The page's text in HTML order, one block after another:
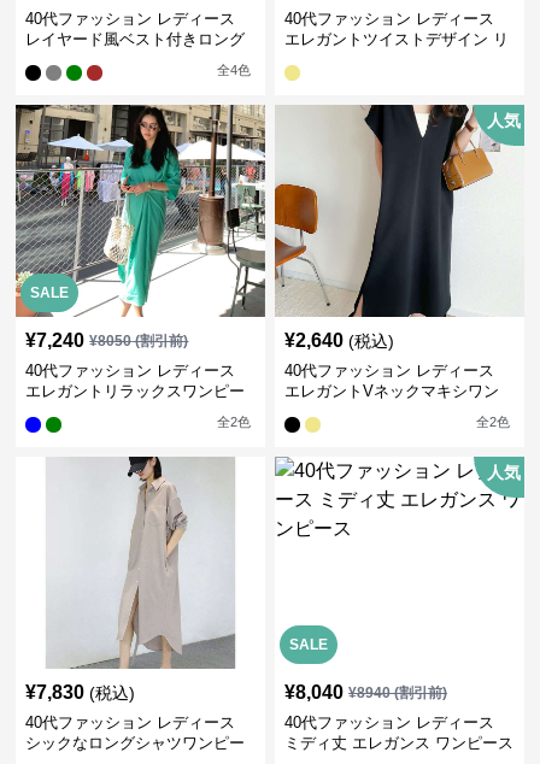
40代ファッション レディース
レイヤード風ベスト付きロング
全4色
40代ファッション レディース
エレガントツイストデザイン リ
SALE
¥7,240 ¥8050(割引前)
40代ファッション レディース
エレガントリラックスワンピー
全2色
人気
¥2,640 (税込)
40代ファッション レディース
エレガントVネックマキシワン
全2色
¥7,830 (税込)
40代ファッション レディース
シックなロングシャツワンピー
SALE
人気
¥8,040 ¥8940(割引前)
40代ファッション レディース
ミディ丈 エレガンス ワンピース